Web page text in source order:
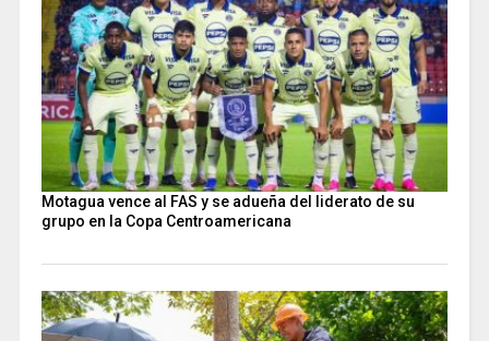
Motagua vence al FAS y se adueña del liderato de su
grupo en la Copa Centroamericana